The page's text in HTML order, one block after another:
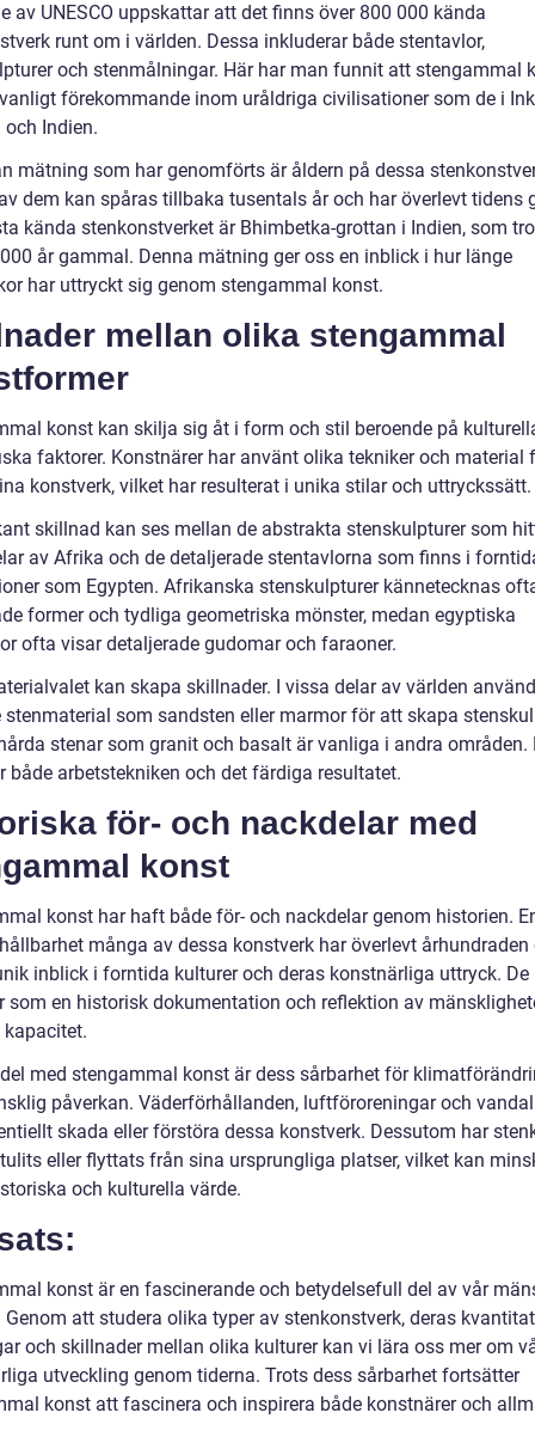
av UNESCO uppskattar att det finns över 800 000 kända
runt om i världen. Dessa inkluderar både stentavlor,
och stenmålningar. Här har man funnit att stengammal
förekommande inom uråldriga civilisationer som de i
och Indien.
mätning som har genomförts är åldern på dessa
dem kan spåras tillbaka tusentals år och har överlevt tidens
kända stenkonstverket är Bhimbetka-grottan i Indien, som
år gammal. Denna mätning ger oss en inblick i hur länge
har uttryckt sig genom stengammal konst.
mellan olika stengammal
konst kan skilja sig åt i form och stil beroende på
faktorer. Konstnärer har använt olika tekniker och material
konstverk, vilket har resulterat i unika stilar och uttryckssätt.
skillnad kan ses mellan de abstrakta stenskulpturer som
av Afrika och de detaljerade stentavlorna som finns i
som Egypten. Afrikanska stenskulpturer kännetecknas
former och tydliga geometriska mönster, medan egyptiska
ofta visar detaljerade gudomar och faraoner.
kan skapa skillnader. I vissa delar av världen
stenmaterial som sandsten eller marmor för att skapa
stenar som granit och basalt är vanliga i andra områden.
både arbetstekniken och det färdiga resultatet.
för- och nackdelar med
konst
konst har haft både för- och nackdelar genom historien.
många av dessa konstverk har överlevt århundraden
inblick i forntida kulturer och deras konstnärliga uttryck. De
som en historisk dokumentation och reflektion av
med stengammal konst är dess sårbarhet för
påverkan. Väderförhållanden, luftföroreningar och
skada eller förstöra dessa konstverk. Dessutom har
eller flyttats från sina ursprungliga platser, vilket kan
och kulturella värde.
konst är en fascinerande och betydelsefull del av vår
att studera olika typer av stenkonstverk, deras
och skillnader mellan olika kulturer kan vi lära oss mer om
utveckling genom tiderna. Trots dess sårbarhet fortsätter
konst att fascinera och inspirera både konstnärer och